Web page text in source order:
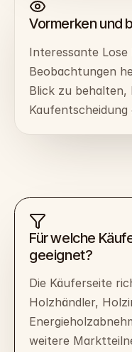
Vormerken und
Interessante
Beobachtungen
Blick zu behalten,
Für welche
geeignet?
Die Käuferseite
Holzhändler,
weitere